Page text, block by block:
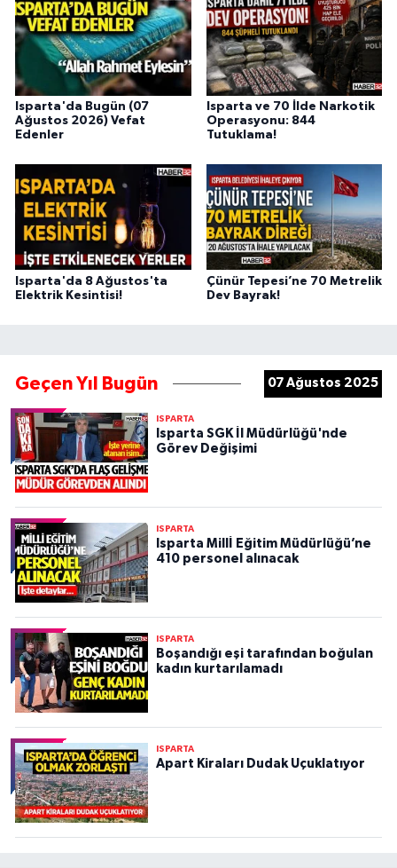
Isparta'da Bugün (07
Ağustos 2026) Vefat
Edenler
Isparta ve 70 İlde Narkotik
Operasyonu: 844
Tutuklama!
Isparta'da 8 Ağustos'ta
Elektrik Kesintisi!
Çünür Tepesi’ne 70 Metrelik
Dev Bayrak!
Geçen Yıl Bugün 07 Ağustos 2025
ISPARTA
Isparta SGK İl Müdürlüğü'nde
Görev Değişimi
ISPARTA
Isparta Millİ Eğitim Müdürlüğü’ne
410 personel alınacak
ISPARTA
Boşandığı eşi tarafından boğulan
kadın kurtarılamadı
ISPARTA
Apart Kiraları Dudak Uçuklatıyor